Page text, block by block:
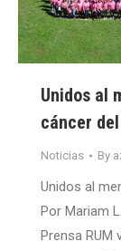
Unidos al
cáncer
Noticias By
Unidos al
Por Mariam
Prensa RUM